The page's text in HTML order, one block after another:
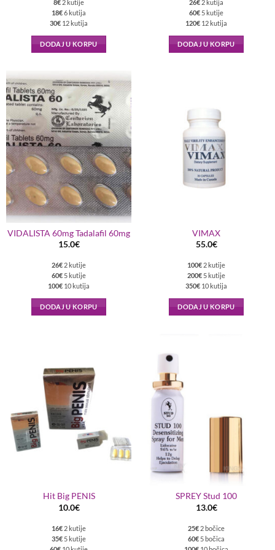
8€ 2 kutije
18€6 kutija
30€ 12 kutija
DODAJ U KORPU
26€ 2 kutija
60€ 5 kutije
120€ 12 kutija
DODAJ U KORPU
VIDALISTA 60mg Tadalafil 60mg
15.0€
26€ 2 kutije
60€ 5 kutije
100€ 10 kutija
DODAJ U KORPU
VIMAX
55.0€
100€ 2 kutije
200€ 5 kutije
350€ 10 kutija
DODAJ U KORPU
Hit Big PENIS
10.0€
16€ 2 kutije
35€ 5 kutije
SPREY Stud 100
13.0€
25€ 2 bočice
60€ 5 bočica